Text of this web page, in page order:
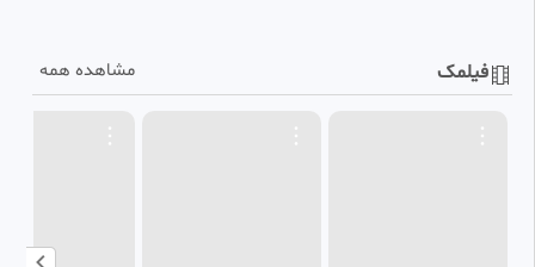
مشاهده همه فیلمک